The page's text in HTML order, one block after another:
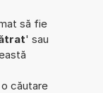
să fie
' sau
căutare